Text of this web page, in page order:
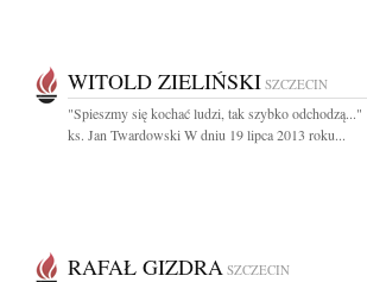
WITOLD ZIELIŃSKI SZCZECIN
"Spieszmy się kochać ludzi, tak szybko odchodzą..."
ks. Jan Twardowski W dniu 19 lipca 2013 roku...
RAFAŁ GIZDRA SZCZECIN